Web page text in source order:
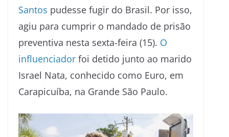
Santos pudesse fugir do Brasil. Por isso,
agiu para cumprir o mandado de prisão
preventiva nesta sexta-feira (15). O
influenciador foi detido junto ao marido
Israel Nata, conhecido como Euro, em
Carapicuíba, na Grande São Paulo.